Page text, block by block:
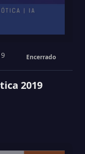
Encerrado
2019